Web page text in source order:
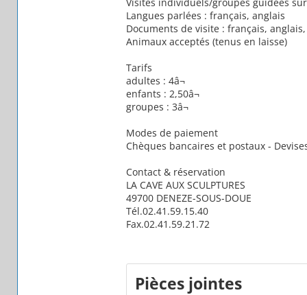
Langues parlées : français, anglais
Documents de visite : français,
Animaux acceptés (tenus en laisse)
Tarifs
adultes : 4â¬
enfants : 2,50â¬
groupes : 3â¬
Modes de paiement
Chèques bancaires et postaux -
Contact & réservation
LA CAVE AUX SCULPTURES
49700 DENEZE-SOUS-DOUE
Tél.02.41.59.15.40
Fax.02.41.59.21.72
Pièces jointes